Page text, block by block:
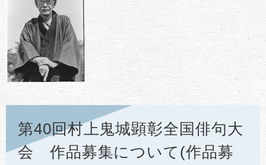
第40回村上鬼城顕彰全国俳句大
会 作品募集について(作品募